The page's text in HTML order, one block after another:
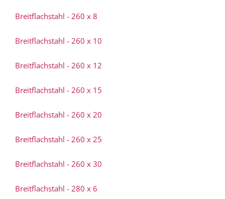
Breitflachstahl - 260 x 8
Breitflachstahl - 260 x 10
Breitflachstahl - 260 x 12
Breitflachstahl - 260 x 15
Breitflachstahl - 260 x 20
Breitflachstahl - 260 x 25
Breitflachstahl - 260 x 30
Breitflachstahl - 280 x 6